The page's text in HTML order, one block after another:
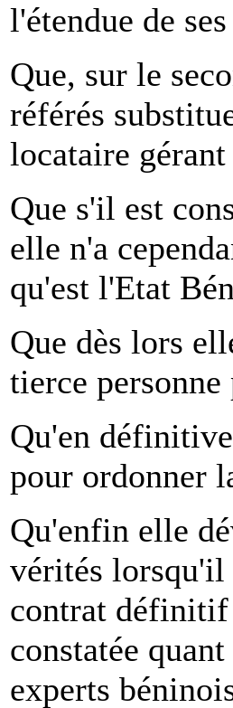
l'étendue de
Que, sur le
référés
locataire
Que s'il est
elle n'a
qu'est l'Etat
Que dès lors
tierce
Qu'en
pour ordonner
Qu'enfin elle
vérités lorsqu'il
contrat définitif
constatée
experts